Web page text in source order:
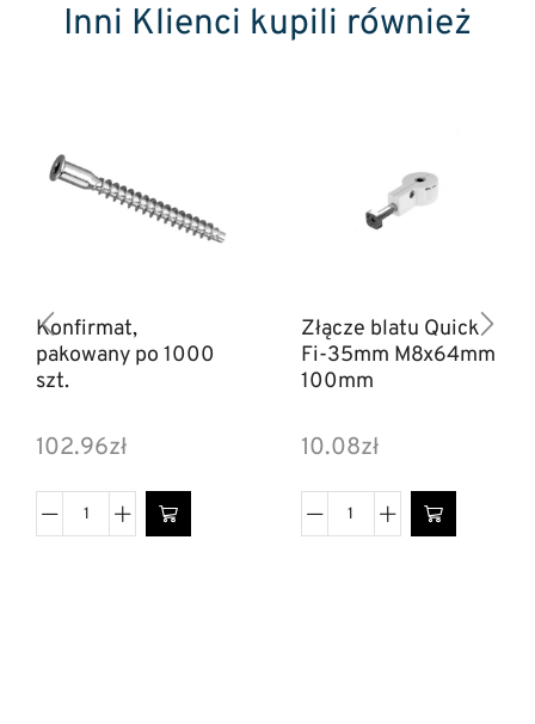
Inni Klienci kupili również
Konfirmat,
pakowany po 1000
szt.
102.96zł
Złącze blatu Quick
Fi-35mm M8x64mm
100mm
10.08zł